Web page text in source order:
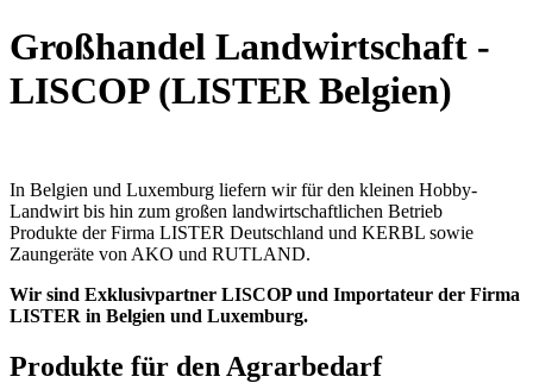
Großhandel Landwirtschaft -
LISCOP (LISTER Belgien)
In Belgien und Luxemburg liefern wir für den kleinen Hobby-
Landwirt bis hin zum großen landwirtschaftlichen Betrieb
Produkte der Firma LISTER Deutschland und KERBL sowie
Zaungeräte von AKO und RUTLAND.
Wir sind Exklusivpartner LISCOP und Importateur der Firma
LISTER in Belgien und Luxemburg.
Produkte für den Agrarbedarf